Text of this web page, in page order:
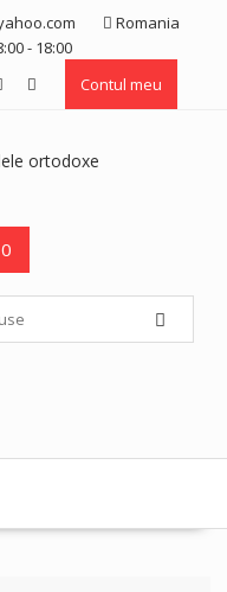
Romania
- 18:00
Contul meu
0